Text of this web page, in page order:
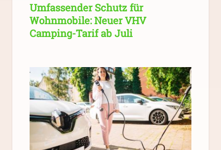
Umfassender Schutz für
Wohnmobile: Neuer VHV
Camping-Tarif ab Juli